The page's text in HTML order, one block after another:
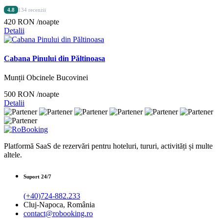
4.8 134 recenzii
420 RON /noapte
Detalii
Cabana Pinului din Păltinoasa
Munții Obcinele Bucovinei
500 RON /noapte
Detalii
Platformă SaaS de rezervări pentru hoteluri, tururi, activități și multe
altele.
Suport 24/7
(+40)724-882.233
Cluj-Napoca, România
contact@robooking.ro